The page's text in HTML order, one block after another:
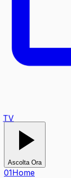
Ascolta Ora
01Home